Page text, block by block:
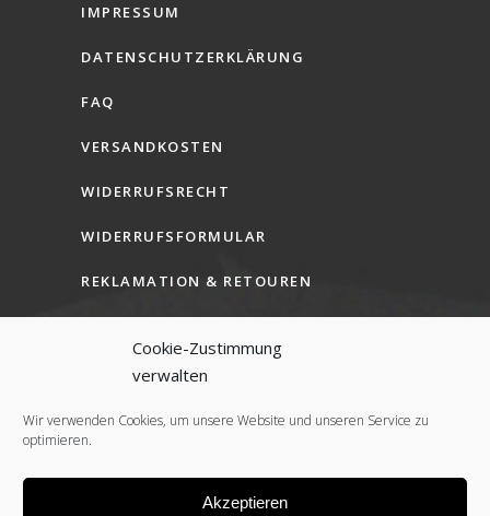
Cookie-Zustimmung
verwalten
Wir verwenden Cookies, um unsere Website und unseren Service zu
optimieren.
Akzeptieren
IMPRESSUM
DATENSCHUTZERKLÄRUNG
FAQ
VERSANDKOSTEN
WIDERRUFSRECHT
WIDERRUFSFORMULAR
REKLAMATION & RETOUREN
AGB (B2B)
COOKIE-RICHTLINIE (EU)